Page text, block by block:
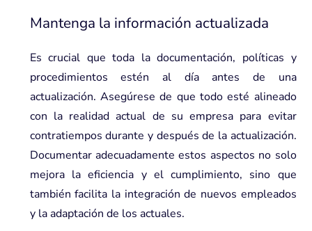
Mantenga la información actualizada
Es crucial que toda la documentación, políticas y
procedimientos estén al día antes de una
actualización. Asegúrese de que todo esté alineado
con la realidad actual de su empresa para evitar
contratiempos durante y después de la actualización.
Documentar adecuadamente estos aspectos no solo
mejora la eficiencia y el cumplimiento, sino que
también facilita la integración de nuevos empleados
y la adaptación de los actuales.